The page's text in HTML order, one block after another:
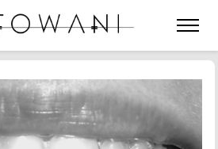
Otwórz